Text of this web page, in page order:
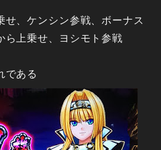
せ、ケンシン参戦、ボーナス
ら上乗せ、ヨシモト参戦
である